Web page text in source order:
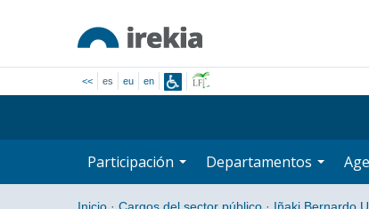
<< es eu en
Participación Departamentos